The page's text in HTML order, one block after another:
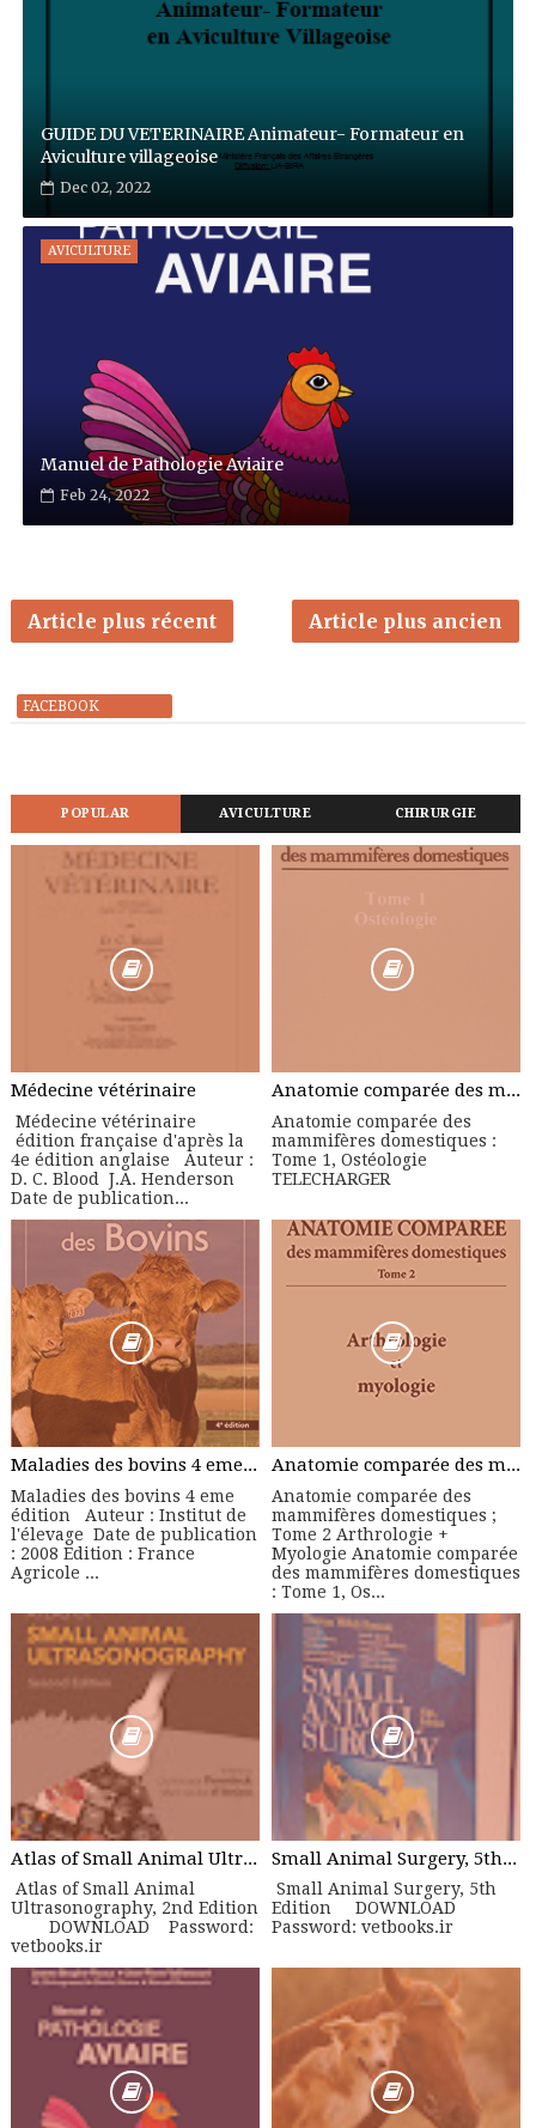
GUIDE DU VETERINAIRE Animateur- Formateur en
Aviculture villageoise
Dec 02, 2022
AVICULTURE
Manuel de Pathologie Aviaire
Feb 24, 2022
Article plus récent Article plus ancien
FACEBOOK
POPULAR AVICULTURE CHIRURGIE
Médecine vétérinaire
Médecine vétérinaire
édition française d'après la
4e édition anglaise Auteur :
D. C. Blood J.A. Henderson
Date de publication...
Anatomie comparée des mammifères domestiques : Tome 1, Ostéologie
Anatomie comparée des
mammifères domestiques :
Tome 1, Ostéologie
TELECHARGER
Maladies des bovins 4 eme édition - Manuel Pratique
Maladies des bovins 4 eme
édition Auteur : Institut de
l'élevage Date de publication
: 2008 Edition : France
Agricole ...
Anatomie comparée des mammifères domestiques ; Tome 2 Arthrologie + Myologie
Anatomie comparée des
mammifères domestiques ;
Tome 2 Arthrologie +
Myologie Anatomie comparée
des mammifères domestiques
: Tome 1, Os...
Atlas of Small Animal Ultrasonography, 2nd Edition
Atlas of Small Animal
Ultrasonography, 2nd Edition
DOWNLOAD Password:
vetbooks.ir
Small Animal Surgery, 5th Edition
Small Animal Surgery, 5th
Edition DOWNLOAD
Password: vetbooks.ir